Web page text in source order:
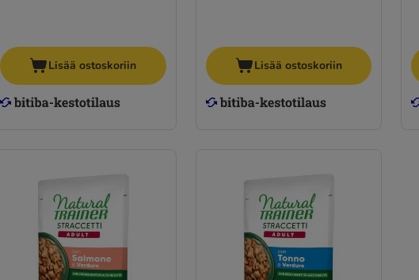
Lisää ostoskoriin Lisää ostoskoriin